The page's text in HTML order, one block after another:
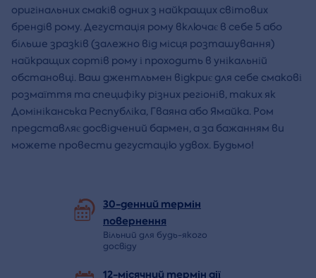
оригінальних смаків одних з найкращих світових
брендів рому. Дегустація рому включає в себе 5 або
більше зразків (залежно від місця розташування)
найкращих сортів рому і проходить в унікальній
обстановці. Ваш джентльмен відкриє для себе смакові
розмаїття та специфіку різних регіонів, таких як
Домініканська Республіка, Гваяна або Ямайка. Ром
представляє досвідчений бармен, а за бажанням ви
можете провести дегустацію удвох. Будьмо!
30-денний термін
повернення
Вільний для будь-якого
досвіду
12-місячний термін дії